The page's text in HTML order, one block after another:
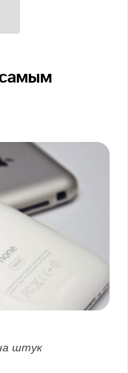
самым
штук